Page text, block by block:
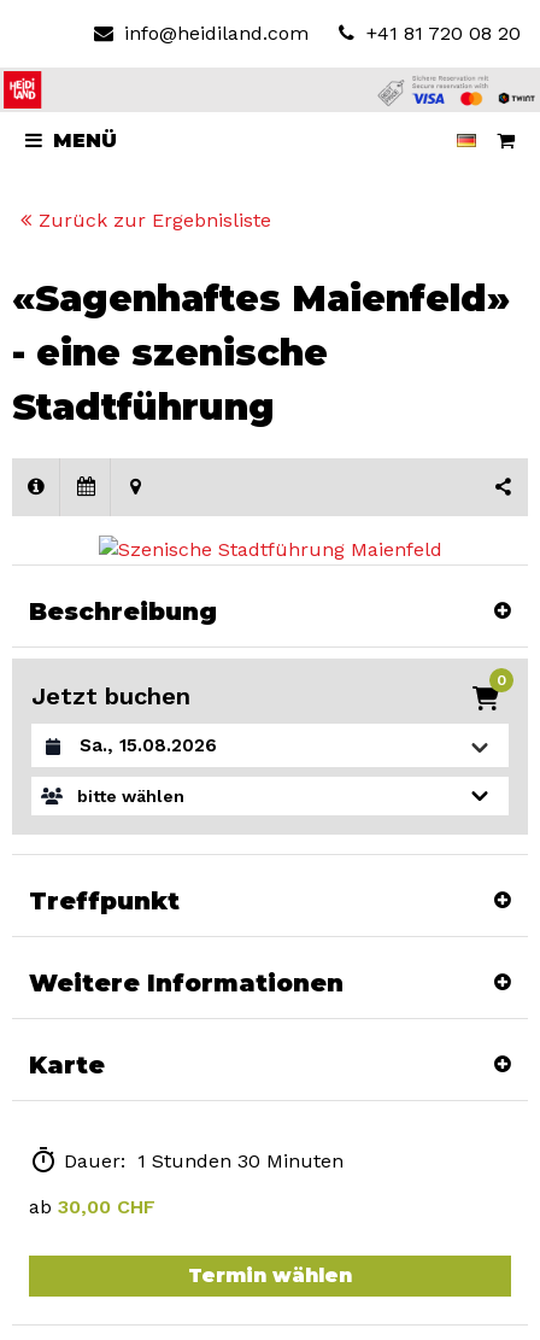
info@heidiland.com +41 81 720 08 20
MENÜ
Zurück zur Ergebnisliste
«Sagenhaftes Maienfeld»
- eine szenische
Stadtführung
Beschreibung
Jetzt buchen
0
Datum auswählen
bitte wählen
Treffpunkt
Weitere Informationen
Karte
Dauer: 1 Stunden 30 Minuten
ab 30,00 CHF
Termin wählen